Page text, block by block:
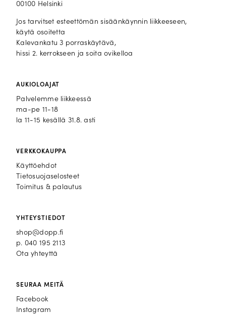
00100 Helsinki
Jos tarvitset esteettömän sisäänkäynnin liikkeeseen,
käytä osoitetta
Kalevankatu 3 porraskäytävä,
hissi 2. kerrokseen ja soita ovikelloa
AUKIOLOAJAT
Palvelemme liikkeessä
ma-pe 11-18
la 11-15 kesällä 31.8. asti
VERKKOKAUPPA
Käyttöehdot
Tietosuojaselosteet
Toimitus & palautus
YHTEYSTIEDOT
shop@dopp.fi
p. 040 195 2113
Ota yhteyttä
SEURAA MEITÄ
Facebook
Facebook
Instagram
Instagram